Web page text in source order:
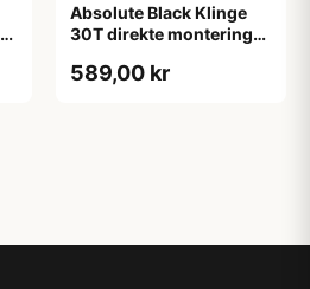
Absolute Black Klinge
30T direkte montering
589,00 kr